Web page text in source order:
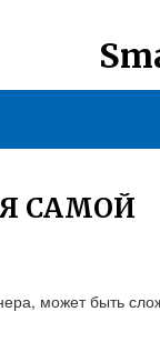
САМОЙ
может быть